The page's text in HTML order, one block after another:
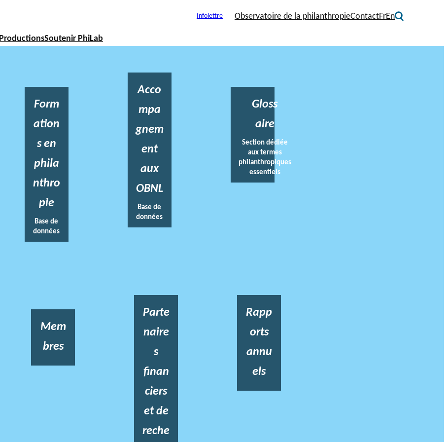
Infolettre Observatoire de la philanthropieContactFrEn
ProductionsSoutenir PhiLab
Form
ation
s en
phila
nthro
pie
Base de
données
Acco
mpa
gnem
ent
aux
OBNL
Base de
données
Gloss
aire
Section dédiée
aux termes
philanthropiques
essentiels
Mem
bres
Parte
naire
s
finan
ciers
et de
reche
Rapp
orts
annu
els